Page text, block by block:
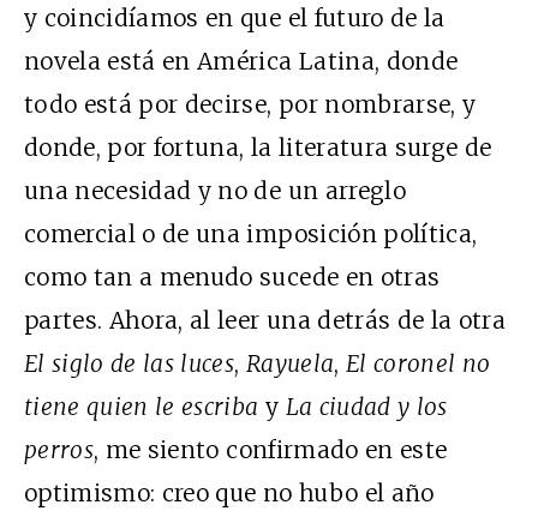
y coincidíamos en que el futuro de la
novela está en América Latina, donde
todo está por decirse, por nombrarse, y
donde, por fortuna, la literatura surge de
una necesidad y no de un arreglo
comercial o de una imposición política,
como tan a menudo sucede en otras
partes. Ahora, al leer una detrás de la otra
El siglo de las luces, Rayuela, El coronel no
tiene quien le escriba y La ciudad y los
perros, me siento confirmado en este
optimismo: creo que no hubo el año